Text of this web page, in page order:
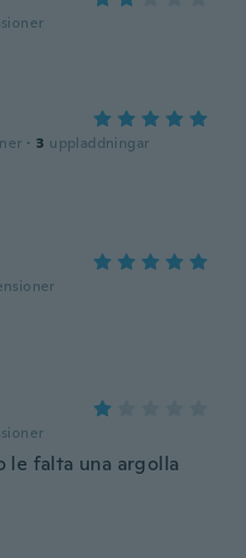
· 3 uppladdningar
le falta una argolla